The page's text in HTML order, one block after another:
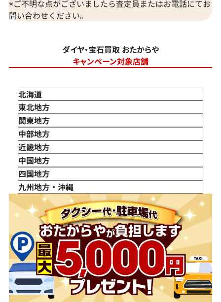
※ご不明な点がございましたら査定員またはお電話にてお
問い合わせください。
ダイヤ・宝石買取 おたからや
キャンペーン対象店舗
北海道
東北地方
青森県
岩手県
宮城県
秋田県
山形県
福島県
関東地方
東京都
神奈川県
埼玉県
千葉県
茨城県
栃木県
群馬県
中部地方
新潟県
富山県
石川県
山梨県
長野県
岐阜県
静岡県
愛知県
近畿地方
三重県
滋賀県
京都府
大阪府
兵庫県
奈良県
和歌山県
中国地方
鳥取県
島根県
岡山県
広島県
山口県
四国地方
徳島県
香川県
愛媛県
九州地方・沖縄
福岡県
佐賀県
長崎県
熊本県
大分県
宮崎県
鹿児島県